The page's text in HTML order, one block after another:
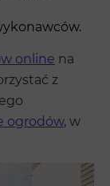
online na
z
ogrodów, w